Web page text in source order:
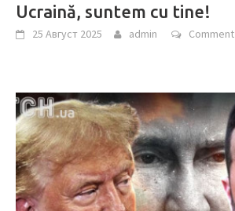
Ucraină, suntem cu tine!
25 Август 2025 admin Comment